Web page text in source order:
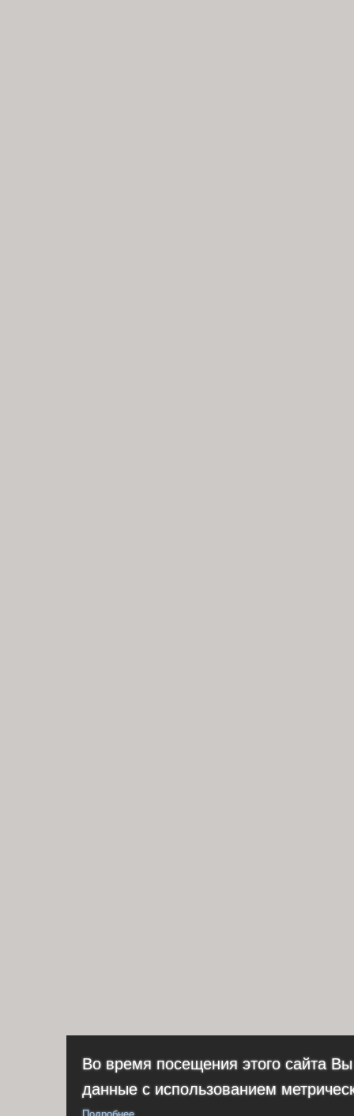
Во время посещения этого сайта
данные с использованием